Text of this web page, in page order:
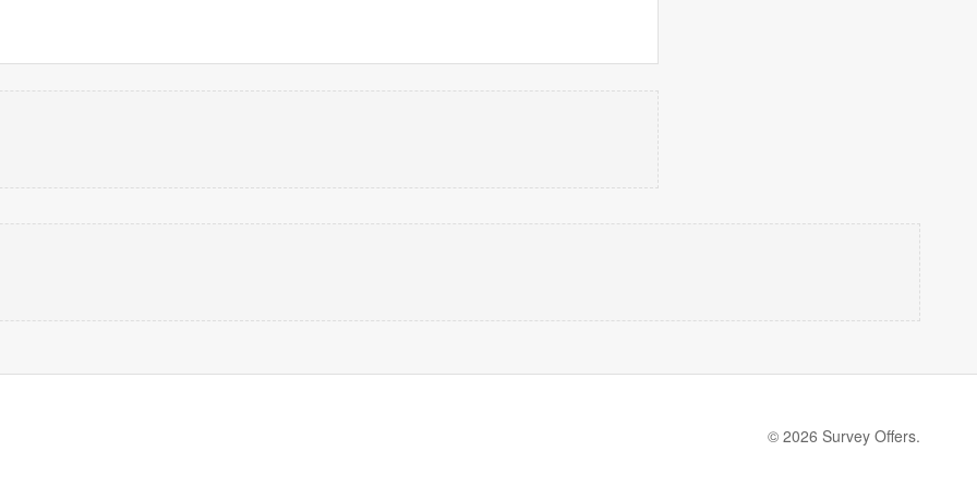
© 2026 Survey Offers.